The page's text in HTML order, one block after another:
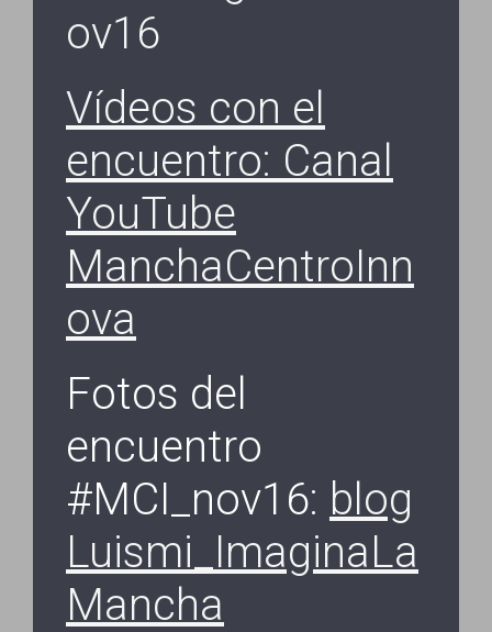
ov16
Vídeos con el
encuentro: Canal
YouTube
ManchaCentroInn
ova
Fotos del
encuentro
#MCI_nov16: blog
Luismi_ImaginaLa
Mancha